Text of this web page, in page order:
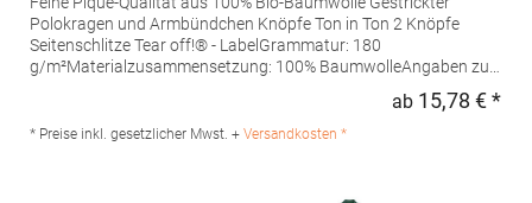
Polokragen und Armbündchen Knöpfe Ton in Ton 2 Knöpfe
Seitenschlitze Tear off!® - LabelGrammatur: 180
g/m²Materialzusammensetzung: 100% BaumwolleAngaben zur
GmbH Vor dem Weißen Stein 25-31 72461 Albstadt Deutschland
E-Mail: info@daiber.de
ab 15,78 € *
* Preise inkl. gesetzlicher Mwst. + Versandkosten *